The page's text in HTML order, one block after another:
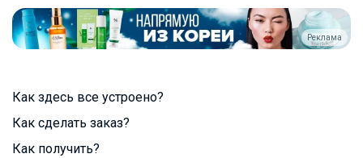
Реклама
Как здесь все устроено?
Как сделать заказ?
Как получить?